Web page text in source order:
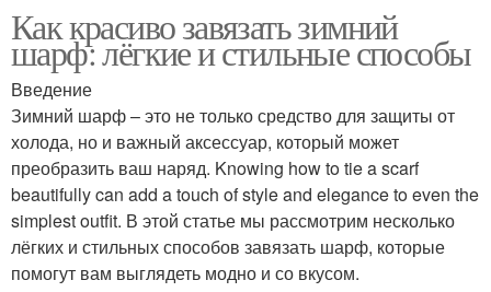
Как красиво завязать зимний
шарф: лёгкие и стильные способы
Введение
Зимний шарф – это не только средство для защиты от
холода, но и важный аксессуар, который может
преобразить ваш наряд. Knowing how to tie a scarf
beautifully can add a touch of style and elegance to even the
simplest outfit. В этой статье мы рассмотрим несколько
лёгких и стильных способов завязать шарф, которые
помогут вам выглядеть модно и со вкусом.